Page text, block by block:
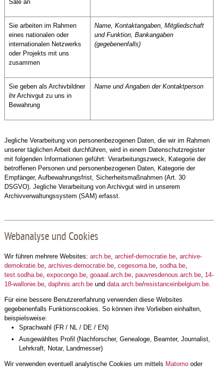
Säle an
Sie arbeiten im Rahmen
eines nationalen oder
internationalen Netzwerks
oder Projekts mit uns
zusammen
Name, Kontaktangaben, Mitgliedschaft
und Funktion, Bankangaben
(gegebenenfalls)
Sie geben als Archivbildner
ihr Archivgut zu uns in
Bewahrung
Name und Angaben der Kontaktperson
Jegliche Verarbeitung von personenbezogenen Daten, die wir im Rahmen
unserer täglichen Arbeit durchführen, wird in einem Datenschutzregister
mit folgenden Informationen geführt: Verarbeitungszweck, Kategorie der
betroffenen Personen und personenbezogenen Daten, Kategorie der
Empfänger, Aufbewahrungsfrist, Sicherheitsmaßnahmen (Art. 30
DSGVO). Jegliche Verarbeitung von Archivgut wird in unserem
Archivverwaltungssystem (SAM) erfasst.
Webanalyse und Cookies
Wir führen mehrere Websites: arch.be, archief-democratie.be, archive-
demokratie.be, archives-democratie.be, cegesoma.be, sodha.be,
test.sodha.be, expocongo.be, goaaal.arch.be, pauvresdenous.arch.be, 14-
18-wallonie.be, daphnis.arch.beund data.arch.be/resistanceinbelgium.be.
Für eine bessere Benutzererfahrung verwenden diese Websites
gegebenenfalls Funktionscookies. So können ihre Vorlieben einhalten,
beispielsweise:
Sprachwahl (FR / NL / DE / EN)
Ausgewähltes Profil (Nachforscher, Genealoge, Beamter, Journalist,
Lehrkraft, Notar, Landmesser)
Wir verwenden eventuell analytische Cookies um mittels Matomooder